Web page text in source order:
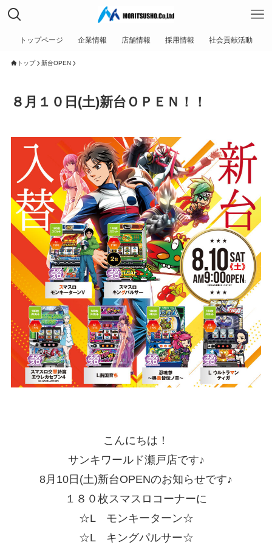
トップページ 企業情報 店舗情報 採用情報 社会貢献活動
トップ 新台OPEN
８月１０日(土)新台ＯＰＥＮ！！
こんにちは！
サンキワールド瀬戸店です♪
8月10日(土)新台OPENのお知らせです♪
１８０枚スマスロコーナーに
☆L モンキーターン☆
☆L キングパルサー☆